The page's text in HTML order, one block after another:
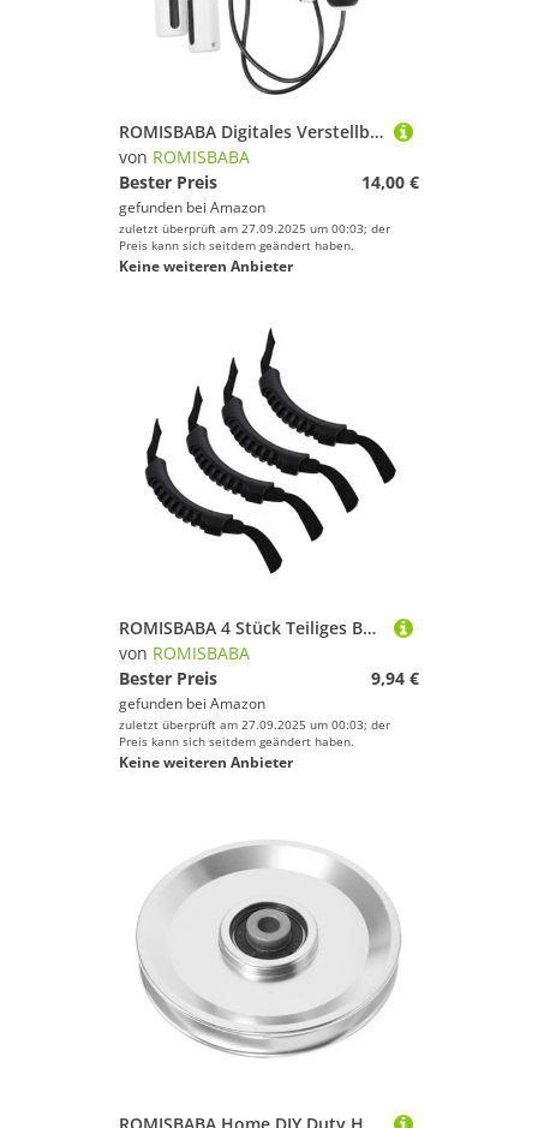
ROMISBABA Digitales Verstellbares Springseil mit Integriertem Zähler Schnurlose Ausführung für Indoor fitness Langlebiges Material Geeignet für Erwachsene und Effektives Workout
von ROMISBABA
Bester Preis
14,00 €
gefunden bei Amazon
zuletzt überprüft am 27.09.2025 um 00:03; der
Preis kann sich seitdem geändert haben.
Keine weiteren Anbieter
ROMISBABA 4 Stück Teiliges Bootsgurte Ersatzgriffe aus Kunststoff für Yacht Kajak Kanu Ergonomisch Langlebig Passend für Schlauchboot Angelboot Wasserfahrzeuge Einfach zu Montieren
von ROMISBABA
Bester Preis
9,94 €
gefunden bei Amazon
zuletzt überprüft am 27.09.2025 um 00:03; der
Preis kann sich seitdem geändert haben.
Keine weiteren Anbieter